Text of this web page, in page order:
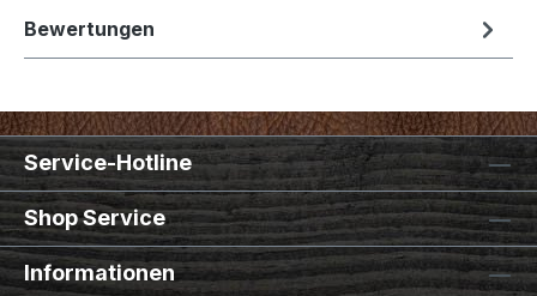
Bewertungen
Service-Hotline
Shop Service
Informationen